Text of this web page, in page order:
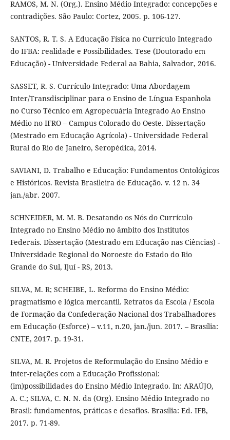
RAMOS, M. N. (Org.). Ensino Médio Integrado: concepções e
contradições. São Paulo: Cortez, 2005. p. 106-127.
SANTOS, R. T. S. A Educação Física no Currículo Integrado
do IFBA: realidade e Possibilidades. Tese (Doutorado em
Educação) - Universidade Federal aa Bahia, Salvador, 2016.
SASSET, R. S. Currículo Integrado: Uma Abordagem
Inter/Transdisciplinar para o Ensino de Língua Espanhola
no Curso Técnico em Agropecuária Integrado Ao Ensino
Médio no IFRO – Campus Colorado do Oeste. Dissertação
(Mestrado em Educação Agrícola) - Universidade Federal
Rural do Rio de Janeiro, Seropédica, 2014.
SAVIANI, D. Trabalho e Educação: Fundamentos Ontológicos
e Históricos. Revista Brasileira de Educação. v. 12 n. 34
jan./abr. 2007.
SCHNEIDER, M. M. B. Desatando os Nós do Currículo
Integrado no Ensino Médio no âmbito dos Institutos
Federais. Dissertação (Mestrado em Educação nas Ciências) -
Universidade Regional do Noroeste do Estado do Rio
Grande do Sul, Ijuí - RS, 2013.
SILVA, M. R; SCHEIBE, L. Reforma do Ensino Médio:
pragmatismo e lógica mercantil. Retratos da Escola / Escola
de Formação da Confederação Nacional dos Trabalhadores
em Educação (Esforce) – v.11, n.20, jan./jun. 2017. – Brasília:
CNTE, 2017. p. 19-31.
SILVA, M. R. Projetos de Reformulação do Ensino Médio e
inter-relações com a Educação Profissional:
(im)possibilidades do Ensino Médio Integrado. In: ARAÚJO,
A. C.; SILVA, C. N. N. da (Org). Ensino Médio Integrado no
Brasil: fundamentos, práticas e desafios. Brasília: Ed. IFB,
2017. p. 71-89.